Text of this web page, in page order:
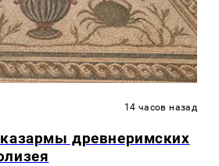
14 часов назад
древнеримских